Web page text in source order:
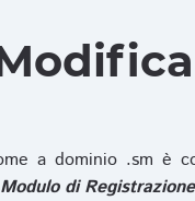
a dominio .sm è
Modulo di